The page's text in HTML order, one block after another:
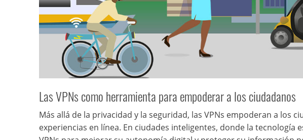
Las VPNs como herramienta para empoderar a los ciudadanos
Más allá de la privacidad y la seguridad, las VPNs empoderan a los
experiencias en línea. En ciudades inteligentes, donde la tecnología